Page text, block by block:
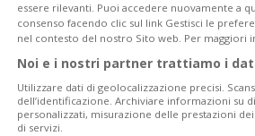
essere rilevanti. Puoi accedere nuovamente a
consenso facendo clic sul link Gestisci le
nel contesto del nostro Sito web. Per maggiori
Noi e i nostri partner trattiamo i
Utilizzare dati di geolocalizzazione precisi.
dell’identificazione. Archiviare informazioni su
personalizzati, misurazione delle prestazioni
di servizi.